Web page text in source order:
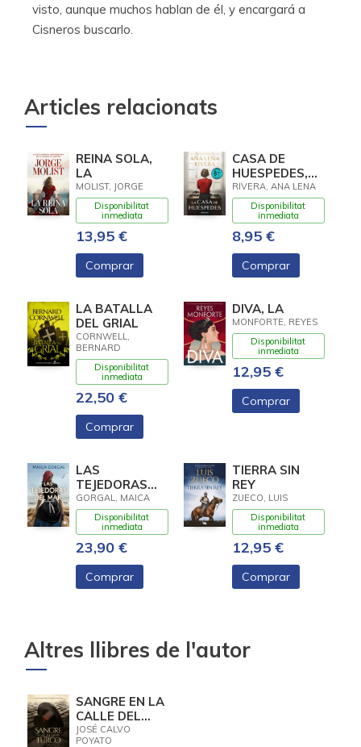
visto, aunque muchos hablan de él, y encargará a
Cisneros buscarlo.
Articles relacionats
REINA SOLA,
LA
MOLIST, JORGE
Disponibilitat
inmediata
13,95 €
Comprar
CASA DE
HUESPEDES,
LA (EDICION
LIMITADA ·
VERANO)
RIVERA, ANA LENA
Disponibilitat
inmediata
8,95 €
Comprar
LA BATALLA
DEL GRIAL
CORNWELL,
BERNARD
Disponibilitat
inmediata
22,50 €
Comprar
DIVA, LA
MONFORTE, REYES
Disponibilitat
inmediata
12,95 €
Comprar
LAS
TEJEDORAS
DEL MAR
GORGAL, MAICA
Disponibilitat
inmediata
23,90 €
Comprar
TIERRA SIN
REY
ZUECO, LUIS
Disponibilitat
inmediata
12,95 €
Comprar
Altres llibres de l'autor
SANGRE EN LA
CALLE DEL
TURCO
JOSÉ CALVO
POYATO